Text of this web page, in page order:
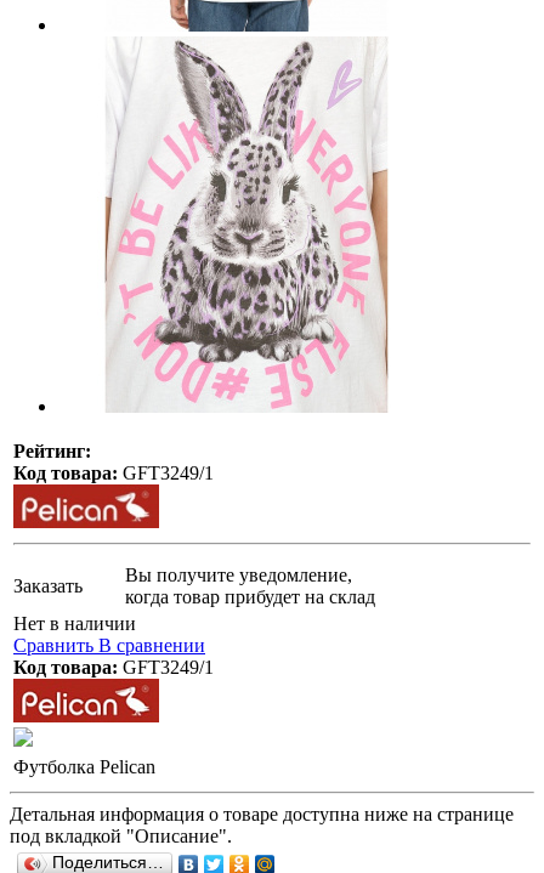
Рейтинг:
Код товара: GFT3249/1
Заказать
Вы получите уведомление,
когда товар прибудет на склад
Нет в наличии
Сравнить В сравнении
Код товара: GFT3249/1
Футболка Pelican
Детальная информация о товаре доступна ниже на странице
под вкладкой "Описание".
Поделиться…